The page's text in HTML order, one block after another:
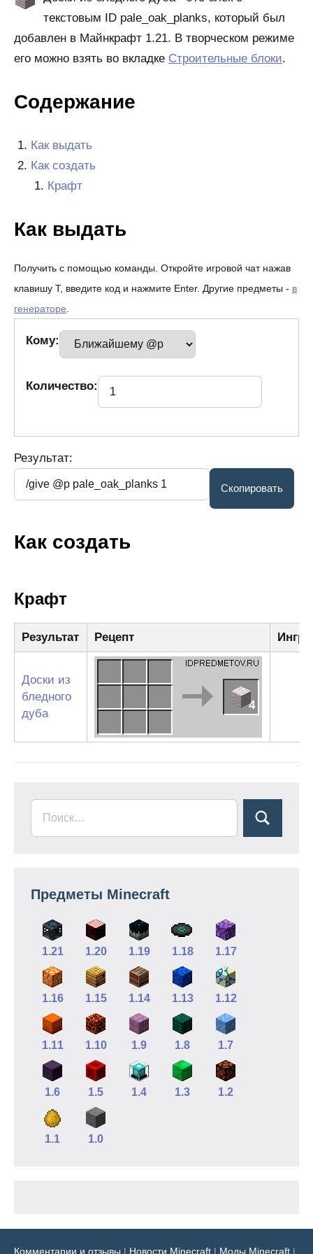
текстовым ID pale_oak_planks, который был
добавлен в Майнкрафт 1.21. В творческом режиме
его можно взять во вкладке Строительные блоки.
Содержание
Как выдать
Как создать
Крафт
Как выдать
Получить с помощью команды. Откройте игровой чат нажав
клавишу T, введите код и нажмите Enter. Другие предметы - в
генераторе.
Кому:
Количество:
Результат:
Как создать
Крафт
Результат Рецепт
Доски из
бледного
дуба
4
Предметы Minecraft
1.21 1.20 1.19 1.18 1.17
1.16 1.15 1.14 1.13 1.12
1.11 1.10 1.9 1.8 1.7
1.6 1.5 1.4 1.3 1.2
1.1 1.0
Комментарии и отзывы | Новости Minecraft | Моды Minecraft |